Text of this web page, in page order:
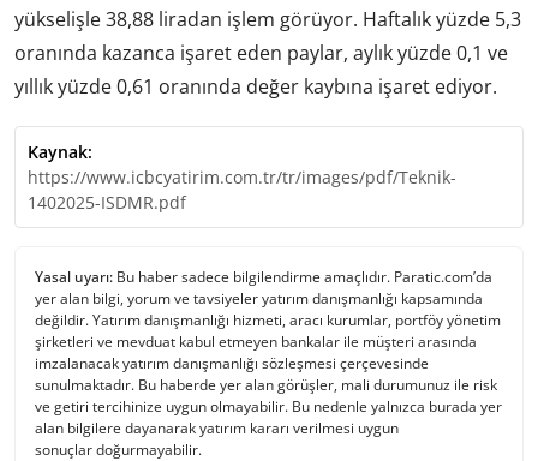
yükselişle 38,88 liradan işlem görüyor. Haftalık yüzde 5,3
oranında kazanca işaret eden paylar, aylık yüzde 0,1 ve
yıllık yüzde 0,61 oranında değer kaybına işaret ediyor.
Kaynak:
https://www.icbcyatirim.com.tr/tr/images/pdf/Teknik-
1402025-ISDMR.pdf
Yasal uyarı: Bu haber sadece bilgilendirme amaçlıdır. Paratic.com’da
yer alan bilgi, yorum ve tavsiyeler yatırım danışmanlığı kapsamında
değildir. Yatırım danışmanlığı hizmeti, aracı kurumlar, portföy yönetim
şirketleri ve mevduat kabul etmeyen bankalar ile müşteri arasında
imzalanacak yatırım danışmanlığı sözleşmesi çerçevesinde
sunulmaktadır. Bu haberde yer alan görüşler, mali durumunuz ile risk
ve getiri tercihinize uygun olmayabilir. Bu nedenle yalnızca burada yer
alan bilgilere dayanarak yatırım kararı verilmesi uygun
sonuçlar doğurmayabilir.